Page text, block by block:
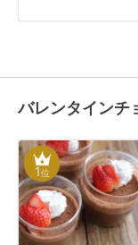
バレンタインチ
1位